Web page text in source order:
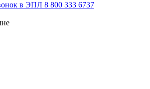
в ЭПЛ 8 800 333 6737